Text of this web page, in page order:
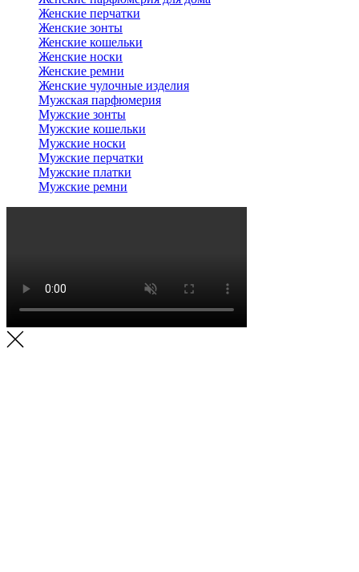
Женские перчатки
Женские зонты
Женские кошельки
Женские носки
Женские ремни
Женские чулочные изделия
Мужская парфюмерия
Мужские зонты
Мужские кошельки
Мужские носки
Мужские перчатки
Мужские платки
Мужские ремни